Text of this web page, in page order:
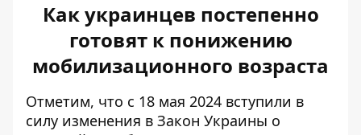
Как украинцев постепенно
готовят к понижению
мобилизационного возраста
Отметим, что с 18 мая 2024 вступили в
силу изменения в Закон Украины о